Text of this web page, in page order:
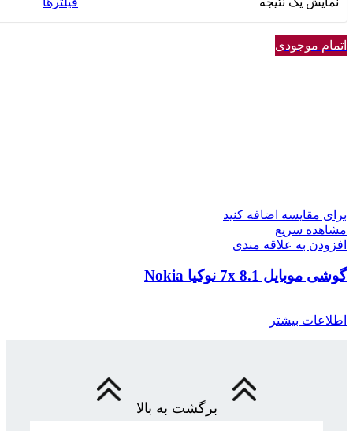
اتمام موجودی
برای مقایسه اضافه کنید
مشاهده سریع
افزودن به علاقه مندی
گوشی موبایل 8.1 7x نوکیا Nokia
اطلاعات بیشتر
برگشت به بالا